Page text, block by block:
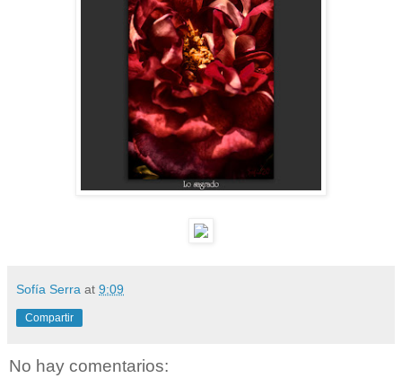
Sofía Serra at 9:09
Compartir
No hay comentarios: